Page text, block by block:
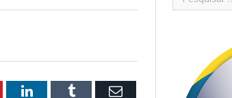
LinkedInTumblr Email